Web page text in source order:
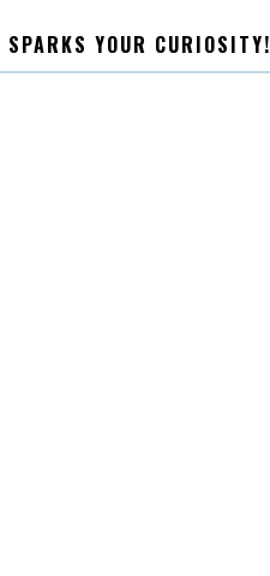
YOUR CURIOSITY!